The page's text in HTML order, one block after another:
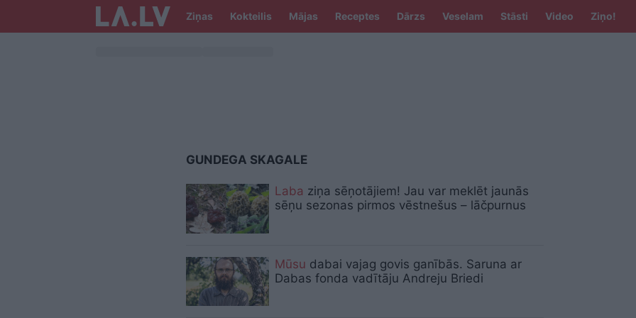
Ziņas Kokteilis Mājas Receptes Dārzs Veselam Stāsti Video Ziņo!
GUNDEGA SKAGALE
Laba ziņa sēņotājiem! Jau var meklēt jaunās
sēņu sezonas pirmos vēstnešus – lāčpurnus
Mūsu dabai vajag govis ganībās. Saruna ar
Dabas fonda vadītāju Andreju Briedi